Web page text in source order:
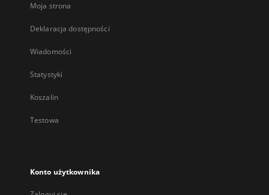
Moja strona
Deklaracja dostępności
Wiadomości
Statystyki
Koszalin
Testowa
Konto użytkownika